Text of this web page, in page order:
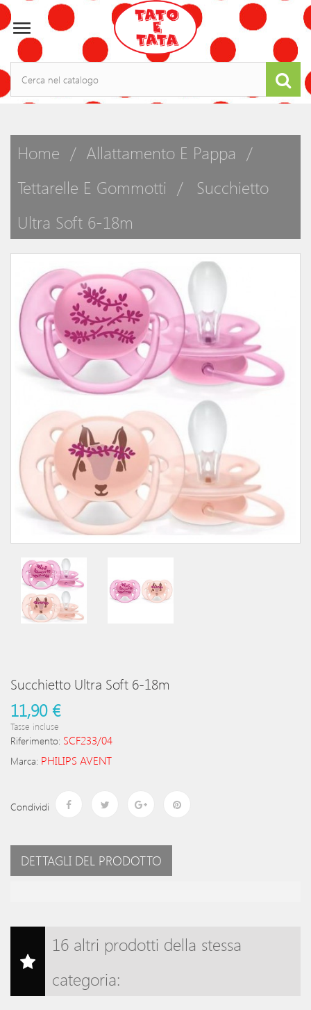

Home
Allattamento E Pappa
Tettarelle E Gommotti
Succhietto
Ultra Soft 6-18m
Succhietto Ultra Soft 6-18m
11,90 €
Tasse incluse
Riferimento: SCF233/04
Marca: PHILIPS AVENT
Condividi
DETTAGLI DEL PRODOTTO
16 altri prodotti della stessa
categoria: